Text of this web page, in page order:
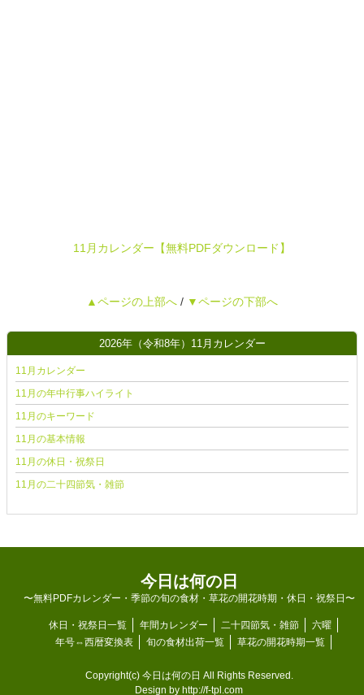
11月カレンダー【無料PDFダウンロード】
▲ページの上部へ / ▼ページの下部へ
2026年（令和8年）11月カレンダー
11月カレンダー
11月の年中行事ハイライト
11月のキーワード
11月の基本情報
11月の休日・祝祭日
11月の二十四節気・雑節
今日は何の日
〜無料PDFカレンダー・季節の旬の食材・草花の開花時期・休日・祝祭日〜
休日・祝祭日一覧 年間カレンダー 二十四節気・雑節
六曜
年号⇔西暦変換表
旬の食材出荷一覧 草花の開花時期一覧
Copyright(c) 今日は何の日 All Rights Reserved.
Design by http://f-tpl.com